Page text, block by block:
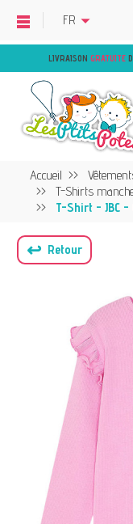
LIVRAISON GRATUITE
FR
Accueil
T-Shirts
T-Shirt - JBC -
↩ Retour